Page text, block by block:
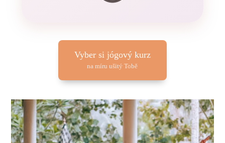
Vyber si jógový kurz
na míru ušitý Tobě